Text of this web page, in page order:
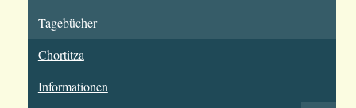
Tagebücher
Chortitza
Informationen